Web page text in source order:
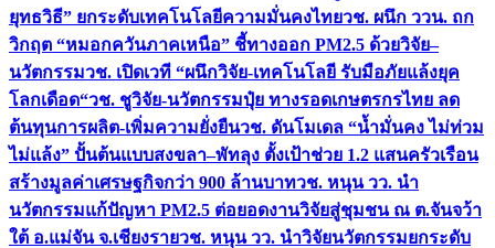
ยุทธวิธี” ยกระดับเทคโนโลยีความมั่นคงไทยวช. ผนึก ววน. ถก
วิกฤต “หมอกควันภาคเหนือ” ชี้ทางออก PM2.5 ด้วยวิจัย–
นวัตกรรมวช. เปิดเวที “ผนึกวิจัย-เทคโนโลยี รับมือภัยแล้งยุค
โลกเดือด“วช. ชูวิจัย-นวัตกรรมปุ๋ย ทางรอดเกษตรกรไทย ลด
ต้นทุนการผลิต-เพิ่มความยั่งยืนวช. ดันโมเดล “น้ำมั่นคง ไม่ท่วม
ไม่แล้ง” ปั้นต้นแบบสงขลา–พัทลุง ตั้งเป้าช่วย 1.2 แสนครัวเรือน
สร้างมูลค่าเศรษฐกิจกว่า 900 ล้านบาทวช. หนุน วว. นำ
นวัตกรรมแก้ปัญหา PM2.5 ต่อยอดงานวิจัยสู่ชุมชน ณ ต.จันจว้า
ใต้ อ.แม่จัน จ.เชียงรายวช. หนุน วว. นำวิจัยนวัตกรรมยกระดับ